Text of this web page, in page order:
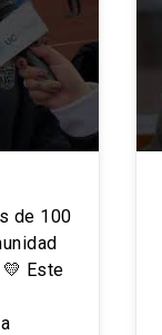
de 100
Este